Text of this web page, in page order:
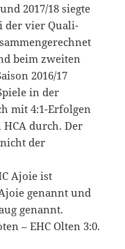
2017/18 siegte
der vier Quali-
beim zweiten
2016/17
in der
mit 4:1-Erfolgen
HCA durch. Der
der
Ajoie ist
genannt und
genannt.
– EHC Olten 3:0.